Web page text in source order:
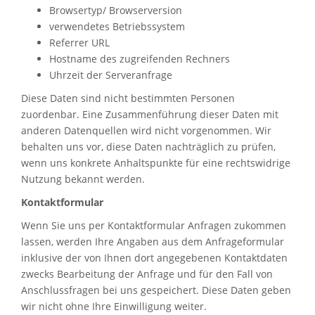
Browsertyp/ Browserversion
verwendetes Betriebssystem
Referrer URL
Hostname des zugreifenden Rechners
Uhrzeit der Serveranfrage
Diese Daten sind nicht bestimmten Personen
zuordenbar. Eine Zusammenführung dieser Daten mit
anderen Datenquellen wird nicht vorgenommen. Wir
behalten uns vor, diese Daten nachträglich zu prüfen,
wenn uns konkrete Anhaltspunkte für eine rechtswidrige
Nutzung bekannt werden.
Kontaktformular
Wenn Sie uns per Kontaktformular Anfragen zukommen
lassen, werden Ihre Angaben aus dem Anfrageformular
inklusive der von Ihnen dort angegebenen Kontaktdaten
zwecks Bearbeitung der Anfrage und für den Fall von
Anschlussfragen bei uns gespeichert. Diese Daten geben
wir nicht ohne Ihre Einwilligung weiter.